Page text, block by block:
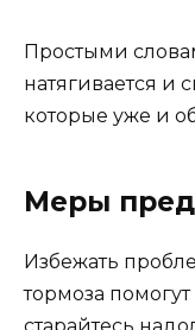
Простыми
натягивается и
которые уже и
Меры
Избежать
тормоза
старайтесь